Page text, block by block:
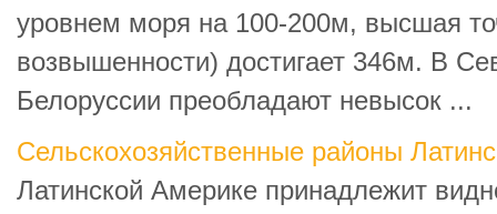
уровнем моря на 100-200м, высшая
возвышенности) достигает 346м. В
Белоруссии преобладают невысок ...
Сельскохозяйственные районы
Латинской Америке принадлежит